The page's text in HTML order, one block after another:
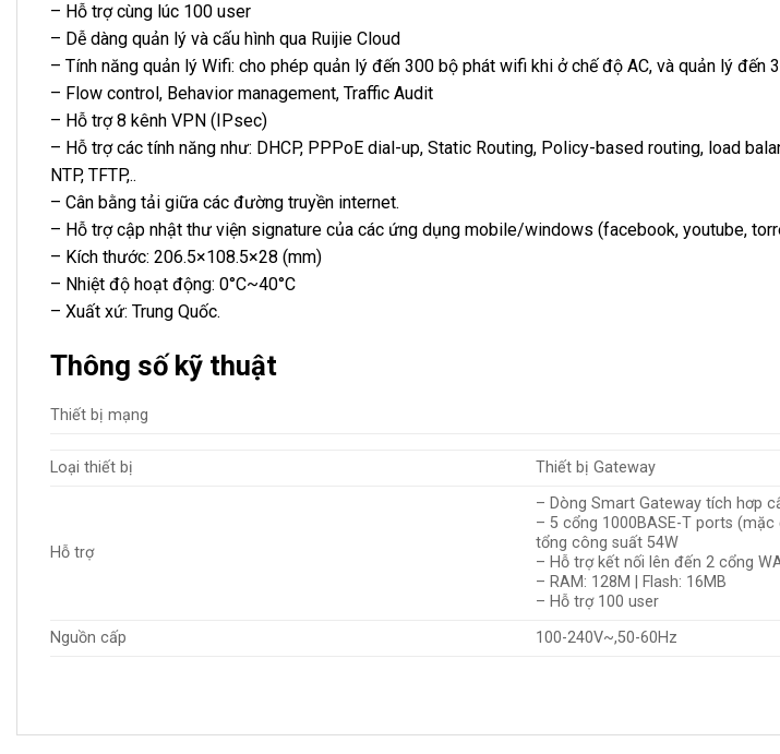
– Hỗ trợ cùng lúc 100 user
– Dễ dàng quản lý và cấu hình qua Ruijie Cloud
– Tính năng quản lý Wifi: cho phép quản lý đến 300 bộ phát wifi khi ở chế độ AC, và quản lý đến
– Flow control, Behavior management, Traffic Audit
– Hỗ trợ 8 kênh VPN (IPsec)
– Hỗ trợ các tính năng như: DHCP, PPPoE dial-up, Static Routing, Policy-based routing, load
NTP, TFTP,..
– Cân bằng tải giữa các đường truyền internet.
– Hỗ trợ cập nhật thư viện signature của các ứng dụng mobile/windows (facebook, youtube,
– Kích thước: 206.5×108.5×28 (mm)
– Nhiệt độ hoạt động: 0°C~40°C
– Xuất xứ: Trung Quốc.
Thông số kỹ thuật
Thiết bị mạng
Loại thiết bị Thiết bị Gateway
Hỗ trợ
– Dòng Smart Gateway tích hơp
– 5 cổng 1000BASE-T ports
tổng công suất 54W
– Hỗ trợ kết nối lên đến 2 cổng
– RAM: 128M | Flash: 16MB
– Hỗ trợ 100 user
Nguồn cấp
100-240V~,50-60Hz